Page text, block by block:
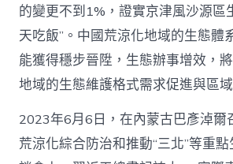
的變更不到1%，證實京津風沙源區
天吃飯”。中國荒涼化地域的生態體
能獲得穩步晉陞，生態辦事增效，
地域的生態維護格式需求促進與區
2023年6月6日，在內蒙古巴彥淖爾
荒涼化綜合防治和推動“三北”等重